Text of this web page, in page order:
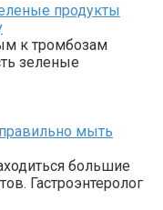
продукты
к тромбозам
зеленые
мыть
большие
Гастроэнтеролог